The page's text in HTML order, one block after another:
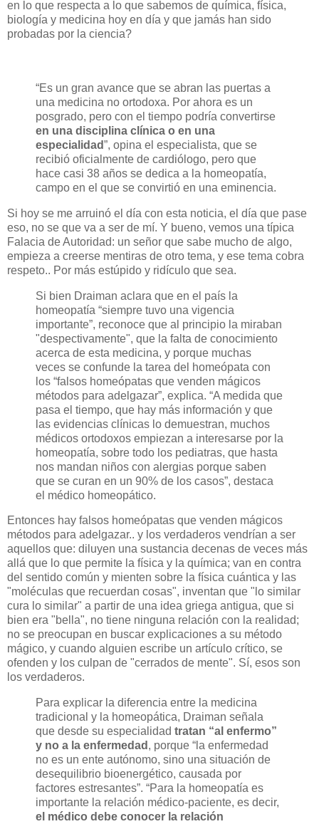
en lo que respecta a lo que sabemos de química, física,
biología y medicina hoy en día y que jamás han sido
probadas por la ciencia?
“Es un gran avance que se abran las puertas a
una medicina no ortodoxa. Por ahora es un
posgrado, pero con el tiempo podría convertirse
en una disciplina clínica o en una
especialidad”, opina el especialista, que se
recibió oficialmente de cardiólogo, pero que
hace casi 38 años se dedica a la homeopatía,
campo en el que se convirtió en una eminencia.
Si hoy se me arruinó el día con esta noticia, el día que pase
eso, no se que va a ser de mí. Y bueno, vemos una típica
Falacia de Autoridad: un señor que sabe mucho de algo,
empieza a creerse mentiras de otro tema, y ese tema cobra
respeto.. Por más estúpido y ridículo que sea.
Si bien Draiman aclara que en el país la
homeopatía “siempre tuvo una vigencia
importante”, reconoce que al principio la miraban
"despectivamente", que la falta de conocimiento
acerca de esta medicina, y porque muchas
veces se confunde la tarea del homeópata con
los “falsos homeópatas que venden mágicos
métodos para adelgazar”, explica. “A medida que
pasa el tiempo, que hay más información y que
las evidencias clínicas lo demuestran, muchos
médicos ortodoxos empiezan a interesarse por la
homeopatía, sobre todo los pediatras, que hasta
nos mandan niños con alergias porque saben
que se curan en un 90% de los casos”, destaca
el médico homeopático.
Entonces hay falsos homeópatas que venden mágicos
métodos para adelgazar.. y los verdaderos vendrían a ser
aquellos que: diluyen una sustancia decenas de veces más
allá que lo que permite la física y la química; van en contra
del sentido común y mienten sobre la física cuántica y las
"moléculas que recuerdan cosas", inventan que "lo similar
cura lo similar" a partir de una idea griega antigua, que si
bien era "bella", no tiene ninguna relación con la realidad;
no se preocupan en buscar explicaciones a su método
mágico, y cuando alguien escribe un artículo crítico, se
ofenden y los culpan de "cerrados de mente". Sí, esos son
los verdaderos.
Para explicar la diferencia entre la medicina
tradicional y la homeopática, Draiman señala
que desde su especialidad tratan “al enfermo”
y no a la enfermedad , porque “la enfermedad
no es un ente autónomo, sino una situación de
desequilibrio bioenergético, causada por
factores estresantes”. “Para la homeopatía es
importante la relación médico-paciente, es decir,
el médico debe conocer la relación